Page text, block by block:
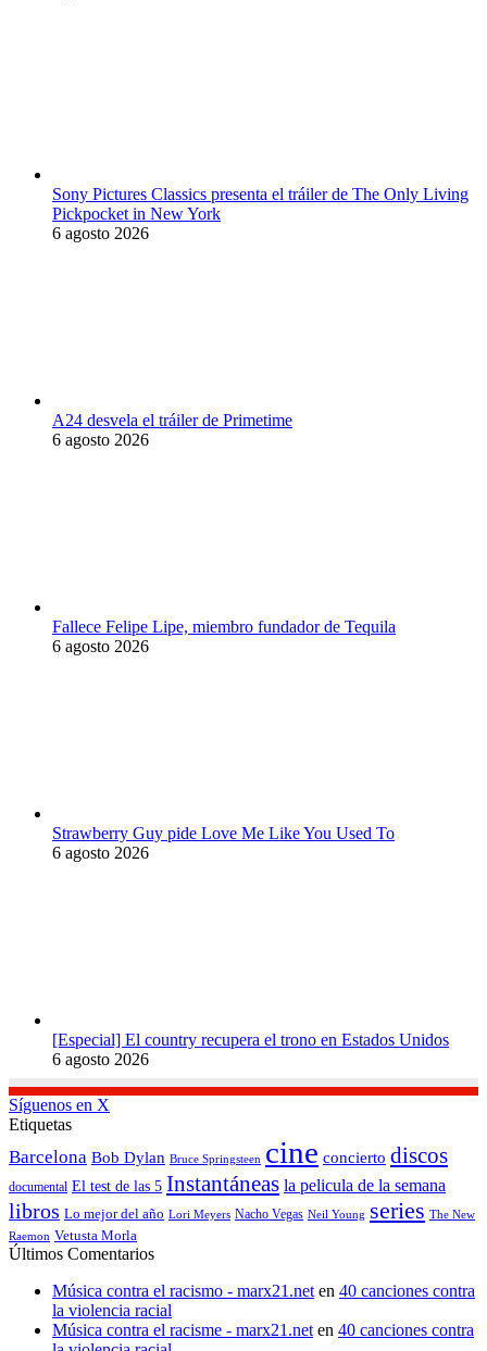
Sony Pictures Classics presenta el tráiler de The Only Living
Pickpocket in New York
6 agosto 2026
A24 desvela el tráiler de Primetime
6 agosto 2026
Fallece Felipe Lipe, miembro fundador de Tequila
6 agosto 2026
Strawberry Guy pide Love Me Like You Used To
6 agosto 2026
[Especial] El country recupera el trono en Estados Unidos
6 agosto 2026
Síguenos en X
Etiquetas
Barcelona Bob Dylan Bruce Springsteen cine concierto discos
documental El test de las 5 Instantáneas la pelicula de la semana
libros Lo mejor del año Lori Meyers Nacho Vegas Neil Young series The New
Raemon Vetusta Morla
Últimos Comentarios
Música contra el racismo - marx21.neten 40 canciones contra
la violencia racial
Música contra el racisme - marx21.neten 40 canciones contra